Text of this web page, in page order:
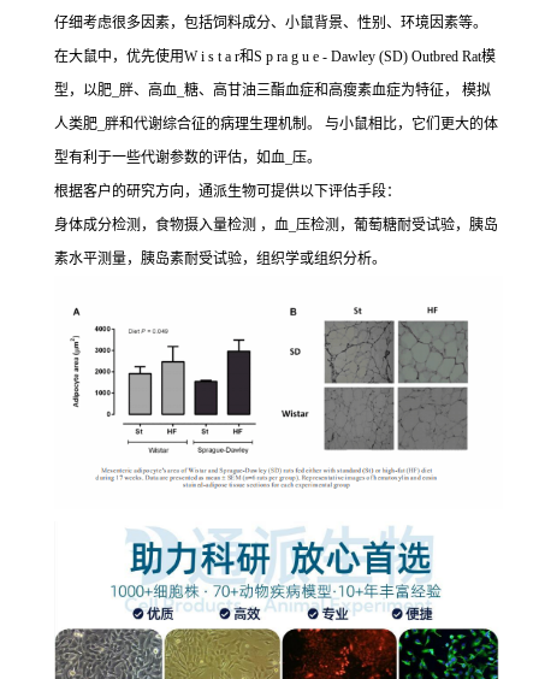
仔细考虑很多因素，包括饲料成分、小鼠背景、性别、环境因素等。
在大鼠中，优先使用W i s t a r和S p ra g u e - Dawley (SD) Outbred Rat模
型，以肥_胖、高血_糖、高甘油三酯血症和高瘦素血症为特征， 模拟
人类肥_胖和代谢综合征的病理生理机制。 与小鼠相比，它们更大的体
型有利于一些代谢参数的评估，如血_压。
根据客户的研究方向，通派生物可提供以下评估手段：
身体成分检测，食物摄入量检测 ，血_压检测，葡萄糖耐受试验，胰岛
素水平测量，胰岛素耐受试验，组织学或组织分析。